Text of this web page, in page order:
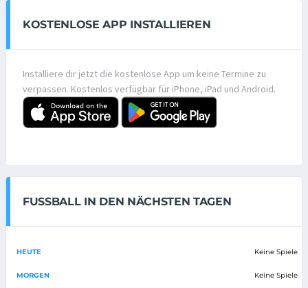
KOSTENLOSE APP INSTALLIEREN
Installiere dir jetzt die kostenlose App um keine Termine zu
verpassen. Kostenlos verfügbar für iPhone, iPad und Android.
FUSSBALL IN DEN NÄCHSTEN TAGEN
HEUTE Keine Spiele
MORGEN Keine Spiele